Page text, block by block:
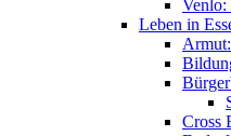
Venlo:
Leben in
Cross